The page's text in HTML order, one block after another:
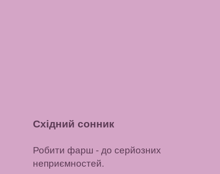
Східний сонник
Робити фарш - до серйозних
неприємностей.